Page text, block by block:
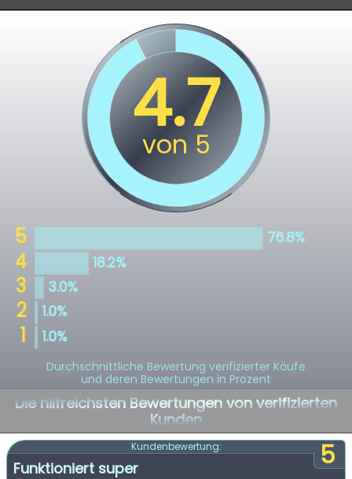
Durchschnittliche Bewertung verifizierter Käufe
und deren Bewertungen in Prozent
Die hilfreichsten Bewertungen von verifizierten
Kunden
5
Kundenbewertung:
Funktioniert super